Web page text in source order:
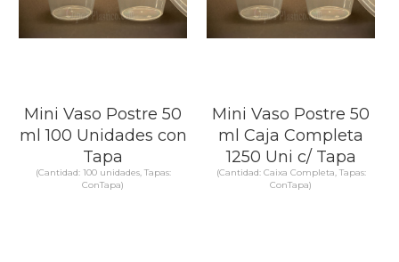
Mini Vaso Postre 50
ml 100 Unidades con
Tapa
(Cantidad: 100 unidades, Tapas:
ConTapa)
Mini Vaso Postre 50
ml Caja Completa
1250 Uni c/ Tapa
(Cantidad: Caixa Completa, Tapas:
ConTapa)